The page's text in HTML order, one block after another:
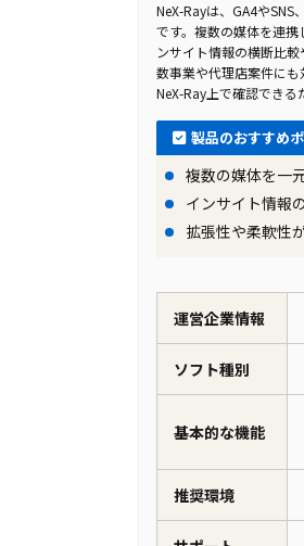
NeX-Rayは、GA4や
です。複数の媒体を連
ンサイト情報の横断比
数事業や代理店案件に
NeX-Ray上で確認できる
製品のおすすめ
複数の媒体を一
インサイト情報
拡張性や柔軟性
運営企業情報
ソフト種別
基本的な機能
推奨環境